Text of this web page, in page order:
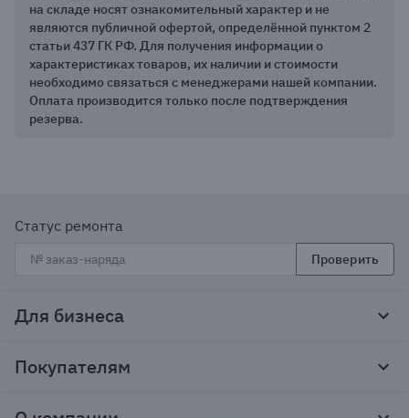
на складе носят ознакомительный характер и не
являются публичной офертой, определённой пунктом 2
статьи 437 ГК РФ. Для получения информации о
характеристиках товаров, их наличии и стоимости
необходимо связаться с менеджерами нашей компании.
Оплата производится только после подтверждения
резерва.
Статус ремонта
Проверить
Для бизнеса
Тендеры и гос закупки
Покупателям